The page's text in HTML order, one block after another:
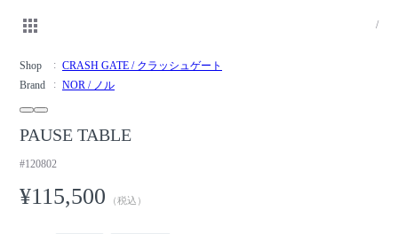
/
Shop
CRASH GATE / クラッシュゲート
Brand
NOR / ノル
PAUSE TABLE
#120802
¥115,500 （税込）